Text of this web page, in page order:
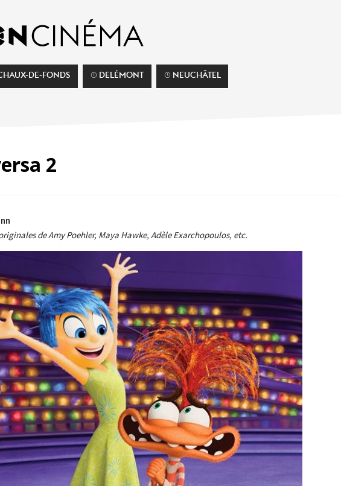
DE-FONDS ⌚︎ DELÉMONT ⌚︎ NEUCHÂTEL
2
de Amy Poehler, Maya Hawke, Adèle Exarchopoulos, etc.